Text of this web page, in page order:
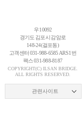
우 10092
경기도 김포시 감암로
148-24(걸포동)
고객센터 031-988-6585 ARS 1번
팩스 031-988-8187
COPYRIGHT(C) ILSAN BRIDGE.
ALL RIGHTS RESERVED.
관련사이트